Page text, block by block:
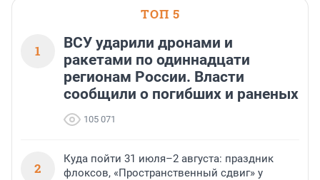
ТОП 5
1
ВСУ ударили дронами и
ракетами по одиннадцати
регионам России. Власти
сообщили о погибших и раненых
105 071
2
Куда пойти 31 июля–2 августа: праздник
флоксов, «Пространственный сдвиг» у